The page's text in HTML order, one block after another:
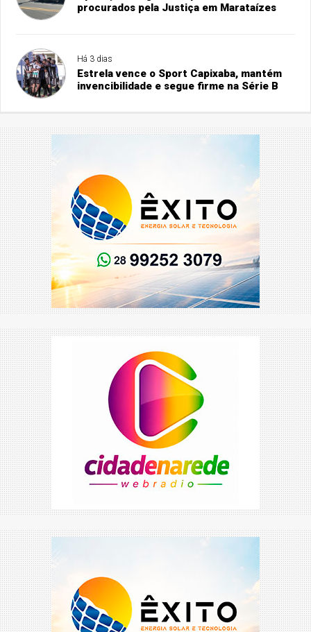
procurados pela Justiça em Marataízes
Há 3 dias
Estrela vence o Sport Capixaba, mantém
invencibilidade e segue firme na Série B